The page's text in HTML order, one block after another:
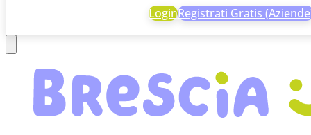
LoginRegistrati Gratis